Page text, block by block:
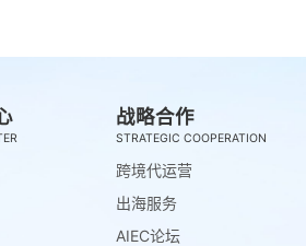
战略合作
STRATEGIC COOPERATION
跨境代运营
出海服务
AIEC论坛